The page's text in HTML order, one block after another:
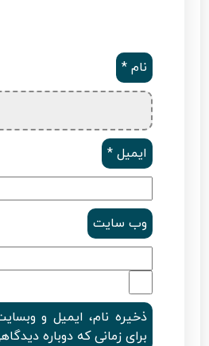
نام*
ایمیل*
وب‌ سایت
ذخیره نام، ایمیل و
برای زمانی که دوباره